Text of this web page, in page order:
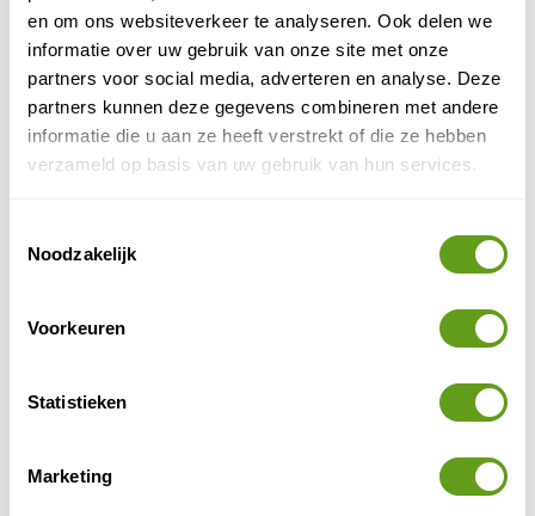
en om ons websiteverkeer te analyseren. Ook delen we
informatie over uw gebruik van onze site met onze
partners voor social media, adverteren en analyse. Deze
partners kunnen deze gegevens combineren met andere
informatie die u aan ze heeft verstrekt of die ze hebben
verzameld op basis van uw gebruik van hun services.
Noodzakelijk
Voorkeuren
Statistieken
Marketing
BEKIJK
3. Kloven in Zuid-Amerika
Zuid-Amerika doet niet onder voor het noorden van
plekken om condors van dichtbij te spotten, ze vliegen